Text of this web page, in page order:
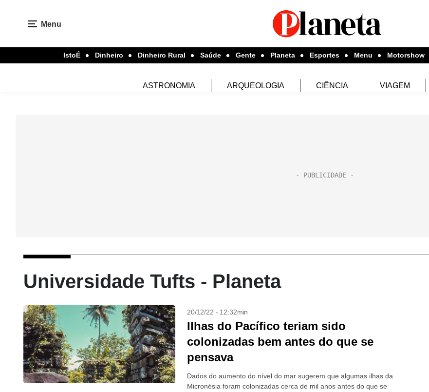
Menu
IstoÉ Dinheiro Dinheiro Rural Saúde Gente Planeta Esportes Menu Motorshow
ASTRONOMIA ARQUEOLOGIA CIÊNCIA VIAGEM
Universidade Tufts - Planeta
20/12/22 - 12:32min
Ilhas do Pacífico teriam sido
colonizadas bem antes do que se
pensava
Dados do aumento do nível do mar sugerem que algumas ilhas da
Micronésia foram colonizadas cerca de mil anos antes do que se